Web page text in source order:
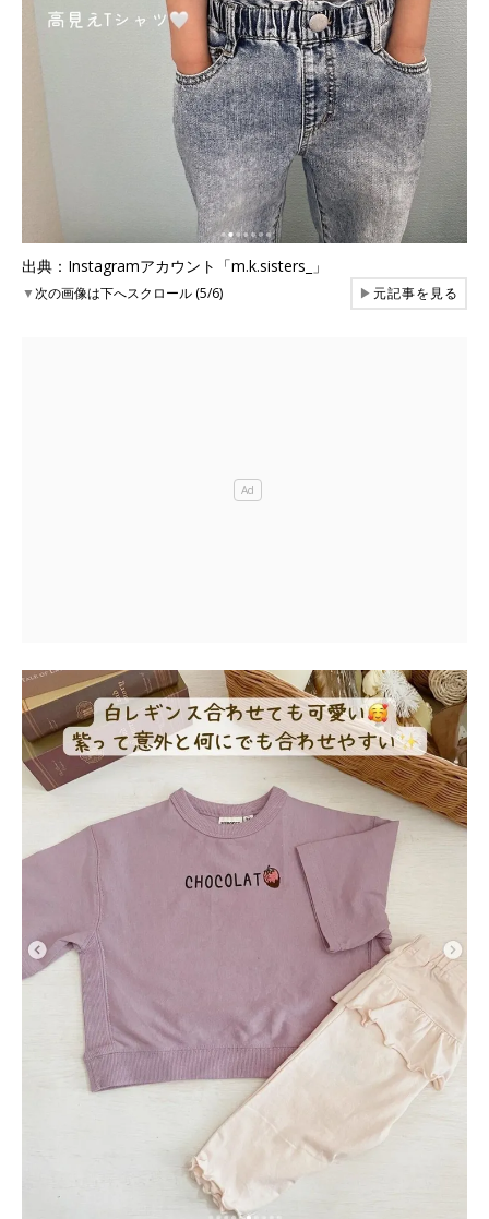
出典：Instagramアカウント「m.k.sisters_」
▼次の画像は下へスクロール (5/6) ▶元記事を見る